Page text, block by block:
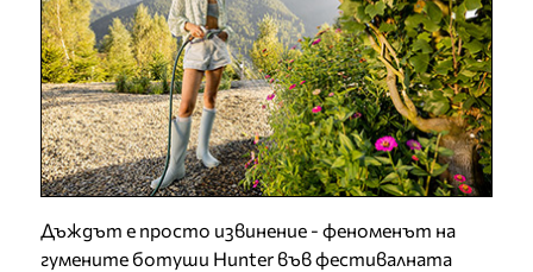
Дъждът е просто извинение - феноменът на
гумените ботуши Hunter във фестивалната